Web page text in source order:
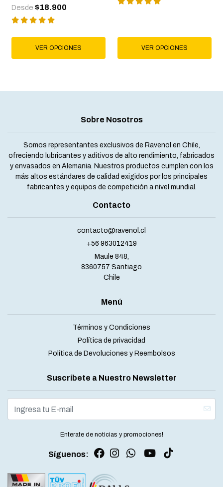
Desde $18.900
VER OPCIONES VER OPCIONES
Sobre Nosotros
Somos representantes exclusivos de Ravenol en Chile,
ofreciendo lubricantes y aditivos de alto rendimiento, fabricados
y envasados en Alemania. Nuestros productos cumplen con los
más altos estándares de calidad exigidos por los principales
fabricantes y equipos de competición a nivel mundial.
Contacto
contacto@ravenol.cl
+56 963012419
Maule 848,
8360757 Santiago
Chile
Menú
Términos y Condiciones
Política de privacidad
Política de Devoluciones y Reembolsos
Suscríbete a Nuestro Newsletter
Enterate de noticias y promociones!
Síguenos: